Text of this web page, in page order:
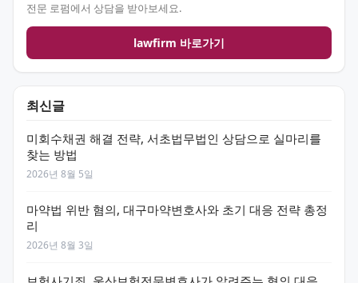
전문 로펌에서 상담을 받아보세요.
lawfirm 바로가기
최신글
미회수채권 해결 전략, 서초법무법인 상담으로 실마리를
찾는 방법
2026년 8월 5일
마약법 위반 혐의, 대구마약변호사와 초기 대응 전략 총정
리
2026년 8월 3일